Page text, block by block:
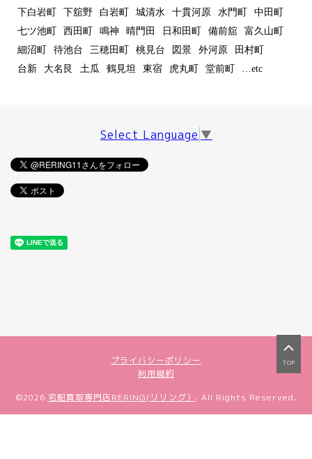
下白岩町
下舘野 白岩町 城清水 十貫河原 水門町
中田町
七ツ池町
西田町 鳴神 晴門田 日和田町 備前舘
富久山町
細沼町
待池台 三穂田町 桃見台 図景 外河原
田村町
台新
大名艮 土瓜 鶴見坦 東宿 虎丸町 堂前町 …etc
Select Language ▼
プライバシーポリシー
利用規約
TOP
©2026 宅配買取専門店RERING(リリング） . All Rights Reserved.